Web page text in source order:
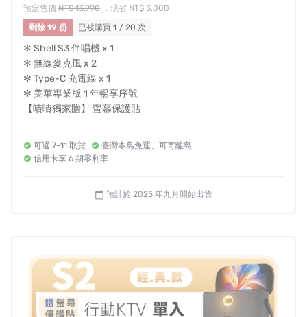
預定售價 NT$ 13,990 ，現省 NT$ 3,000
剩餘 19 份
已被購買 1 / 20 次
✼ Shell S3 伴唱機 x 1
✼ 無線麥克風 x 2
✼ Type-C 充電線 x 1
✼ 美華專業版 1 年暢享序號
【嘖嘖獨家贈】 螢幕保護貼
可選 7-11 取貨
臺灣本島免運、可寄離島
信用卡享 6 期零利率
calendar_today 預計於 2025 年九月開始出貨